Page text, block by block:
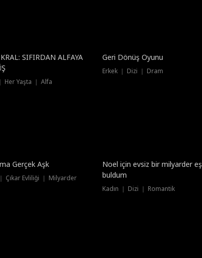
SIFIRDAN ALFAYA
Her Yaşta ｜ Alfa
Geri Dönüş Oyunu
Erkek ｜ Dizi ｜ Dram
Gerçek Aşk
Çıkar Evliliği ｜ Milyarder
Dublajlı
Noel için evsiz bir milyarder eş
buldum
Kadın ｜ Dizi ｜ Romantik